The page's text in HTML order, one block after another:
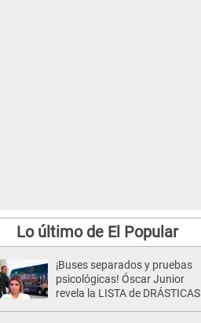
Lo último de El Popular
¡Buses separados y pruebas
psicológicas! Óscar Junior
revela la LISTA de DRÁSTICAS